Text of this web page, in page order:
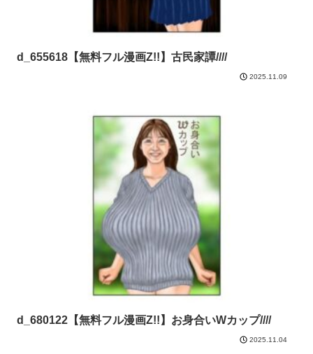
d_655618【無料フル漫画Z!!】古民家譚////
2025.11.09
d_680122【無料フル漫画Z!!】お身合いWカップ////
2025.11.04